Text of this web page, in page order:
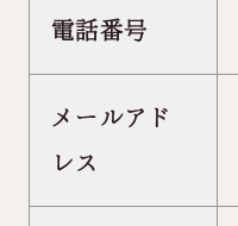
電話番号
メールアド
レス